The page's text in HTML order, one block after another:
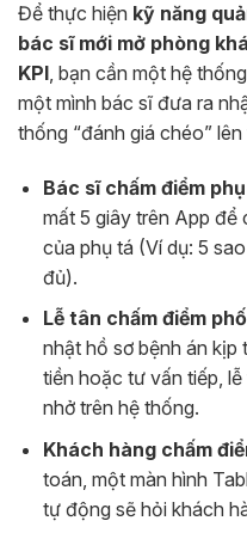
Để thực hiện kỹ năng
bác sĩ mới mở phòng
KPI, bạn cần một hệ
một mình bác sĩ đưa ra
thống “đánh giá chéo” lên
Bác sĩ chấm điểm
mất 5 giây trên App để
của phụ tá (Ví dụ: 5
đủ).
Lễ tân chấm điểm
nhật hồ sơ bệnh án kịp
tiền hoặc tư vấn tiếp,
nhở trên hệ thống.
Khách hàng chấm
toán, một màn hình
tự động sẽ hỏi khách